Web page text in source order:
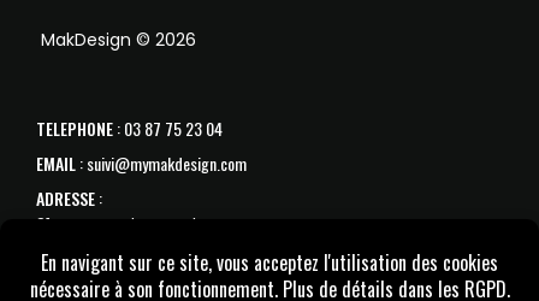
MakDesign © 2026
TELEPHONE: 03 87 75 23 04
EMAIL: suivi@mymakdesign.com
ADRESSE:
31 avenue de Strasbourg
57070 Metz
SAV :